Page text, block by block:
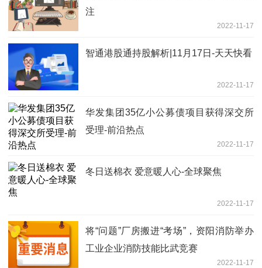
注
2022-11-17
智通港股通持股解析|11月17日-天天快看
2022-11-17
华发集团35亿小公募债项目获得深交所
受理-前沿热点
2022-11-17
冬日送棉衣 爱意暖人心-全球聚焦
2022-11-17
将“问题”厂房搬进“考场”，资阳消防举办
工业企业消防技能比武竞赛
2022-11-17